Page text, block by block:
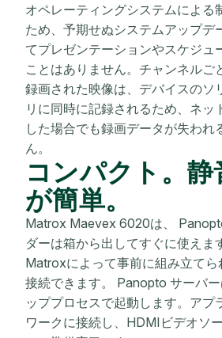
オペレーティングシステムによる
ため、予期せぬシステムアップデ
てプレゼンテーションやスケジュ
ことはありません。チャンネルご
録画された映像は、デバイスのソ
リに同時に記録されるため、ネッ
した場合でも録画データが失われ
ん。
コンパクト。静
が簡単。
Matrox Maevex 6020は、
ダーは箱から出してすぐに使えま
Matroxによって事前に組み立てら
接続できます。 Panopto サーバ
ッププロセスで起動します。アプ
ワークに接続し、HDMIビデオソ